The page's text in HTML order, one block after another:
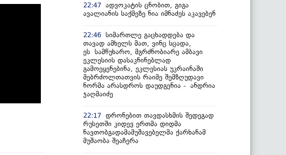
22:47 ადვოკატის ცნობით, გიგა
ავალიანის საქმეზე ნია იმნაძეს აკავებენ
22:46 სიმართლე გაცხადდება და
თავად ამხელს მათ, ვინც სცადა,
ეს სამწუხარო, მგრძნობიარე ამბავი
ეკლესიის დასაკნინებლად
გამოეყენებინა, ეკლესიას უკრაინაში
მებრძოლთათვის რაიმე შემზღუდავი
ნორმა არასდროს დაუდგენია - ანდრია
ჯაღმაიძე
22:17 დრონებით თავდასხმის შედეგად
რუსეთში კიდევ ერთმა დიდმა
ნავთობგადამამუშავებელმა ქარხანამ
მუშაობა შეაჩერა